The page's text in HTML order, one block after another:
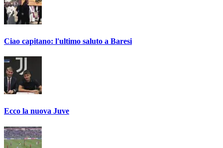
Ciao capitano: l'ultimo saluto a Baresi
Ecco la nuova Juve